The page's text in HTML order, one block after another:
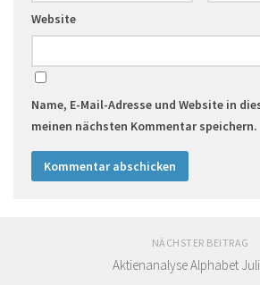
Website
Name, E-Mail-Adresse und Website in
meinen nächsten Kommentar speichern.
NÄCHSTER BEITRAG
Aktienanalyse Alphabet